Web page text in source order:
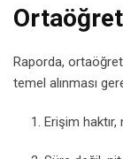
Raporda,
temel alınması
Erişim haktır,